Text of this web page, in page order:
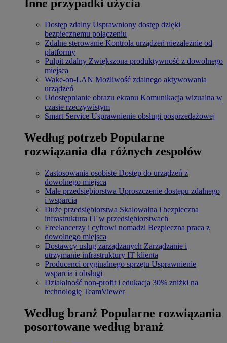
Inne przypadki użycia
Dostęp zdalny Usprawniony dostęp dzięki
bezpiecznemu połączeniu
Zdalne sterowanie Kontrola urządzeń niezależnie od
platformy
Pulpit zdalny Zwiększona produktywność z dowolnego
miejsca
Wake-on-LAN Możliwość zdalnego aktywowania
urządzeń
Udostępnianie obrazu ekranu Komunikacja wizualna w
czasie rzeczywistym
Smart Service Usprawnienie obsługi posprzedażowej
Według potrzeb Popularne
rozwiązania dla różnych zespołów
Zastosowania osobiste Dostęp do urządzeń z
dowolnego miejsca
Małe przedsiębiorstwa Uproszczenie dostępu zdalnego
i wsparcia
Duże przedsiębiorstwa Skalowalna i bezpieczna
infrastruktura IT w przedsiębiorstwach
Freelancerzy i cyfrowi nomadzi Bezpieczna praca z
dowolnego miejsca
Dostawcy usług zarządzanych Zarządzanie i
utrzymanie infrastruktury IT klienta
Producenci oryginalnego sprzętu Usprawnienie
wsparcia i obsługi
Działalność non-profit i edukacja 30% zniżki na
technologię TeamViewer
Według branż Popularne rozwiązania
posortowane według branż